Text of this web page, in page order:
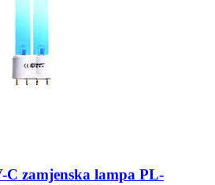
​C zamjenska lampa PL-​